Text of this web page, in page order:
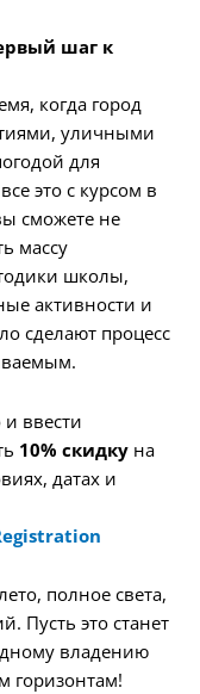
шаг к
когда город
уличными
для
это с курсом в
сможете не
массу
школы,
активности и
сделают процесс
ввести
10% скидку на
датах и
полное света,
Пусть это станет
владению
горизонтам!